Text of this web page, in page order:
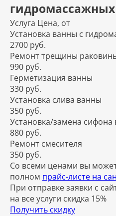
Услуга Цена, от
Установка ванны с
2700 руб.
Ремонт трещины
990 руб.
Герметизация ванны
330 руб.
Установка слива ванны
350 руб.
Установка/замена сифона
880 руб.
Ремонт смесителя
350 руб.
Со всеми ценами вы
полном прайс-листе на
При отправке заявки с
на все услуги скидка 15%
Получить скидку